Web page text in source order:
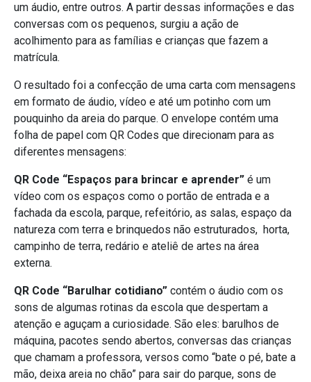
um áudio, entre outros. A partir dessas informações e das
conversas com os pequenos, surgiu a ação de
acolhimento para as famílias e crianças que fazem a
matrícula.
O resultado foi a confecção de uma carta com mensagens
em formato de áudio, vídeo e até um potinho com um
pouquinho da areia do parque. O envelope contém uma
folha de papel com QR Codes que direcionam para as
diferentes mensagens:
QR Code “Espaços para brincar e aprender” é um
vídeo com os espaços como o portão de entrada e a
fachada da escola, parque, refeitório, as salas, espaço da
natureza com terra e brinquedos não estruturados, horta,
campinho de terra, redário e ateliê de artes na área
externa.
QR Code “Barulhar cotidiano” contém o áudio com os
sons de algumas rotinas da escola que despertam a
atenção e aguçam a curiosidade. São eles: barulhos de
máquina, pacotes sendo abertos, conversas das crianças
que chamam a professora, versos como “bate o pé, bate a
mão, deixa areia no chão” para sair do parque, sons de